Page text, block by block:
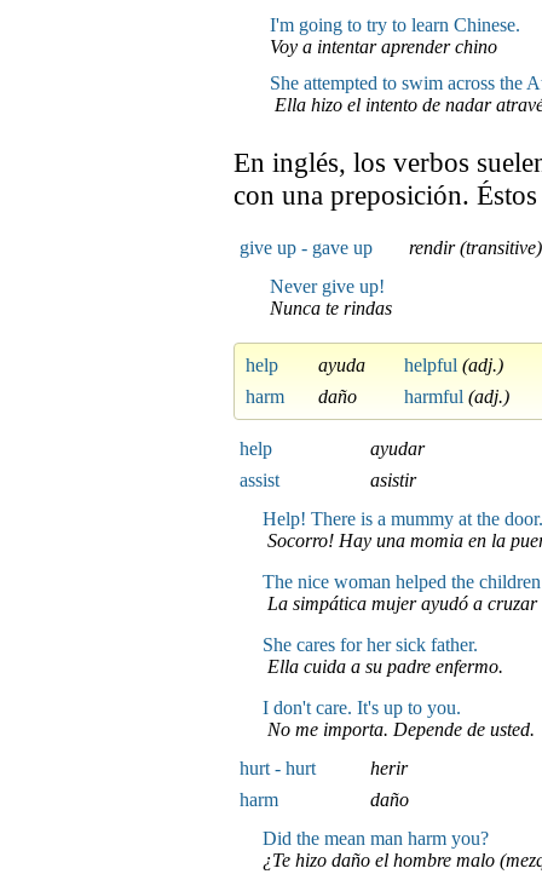
I'm going to try to learn Chinese.
Voy a intentar aprender chino
She attempted to swim across the
Ella hizo el intento de nadar
En inglés, los verbos
con una preposición.
give up - gave up
rendir
Never give up!
Nunca te rindas
help ayuda helpful (adj.)
harm
daño harmful (adj.)
help
ayudar
assist
asistir
Help! There is a mummy at the door.
Socorro! Hay una momia en la
The nice woman helped the children
La simpática mujer ayudó a
She cares for her sick father.
Ella cuida a su padre enfermo.
I don't care. It's up to you.
No me importa. Depende de usted.
hurt - hurt
herir
harm
daño
Did the mean man harm you?
¿Te hizo daño el hombre malo